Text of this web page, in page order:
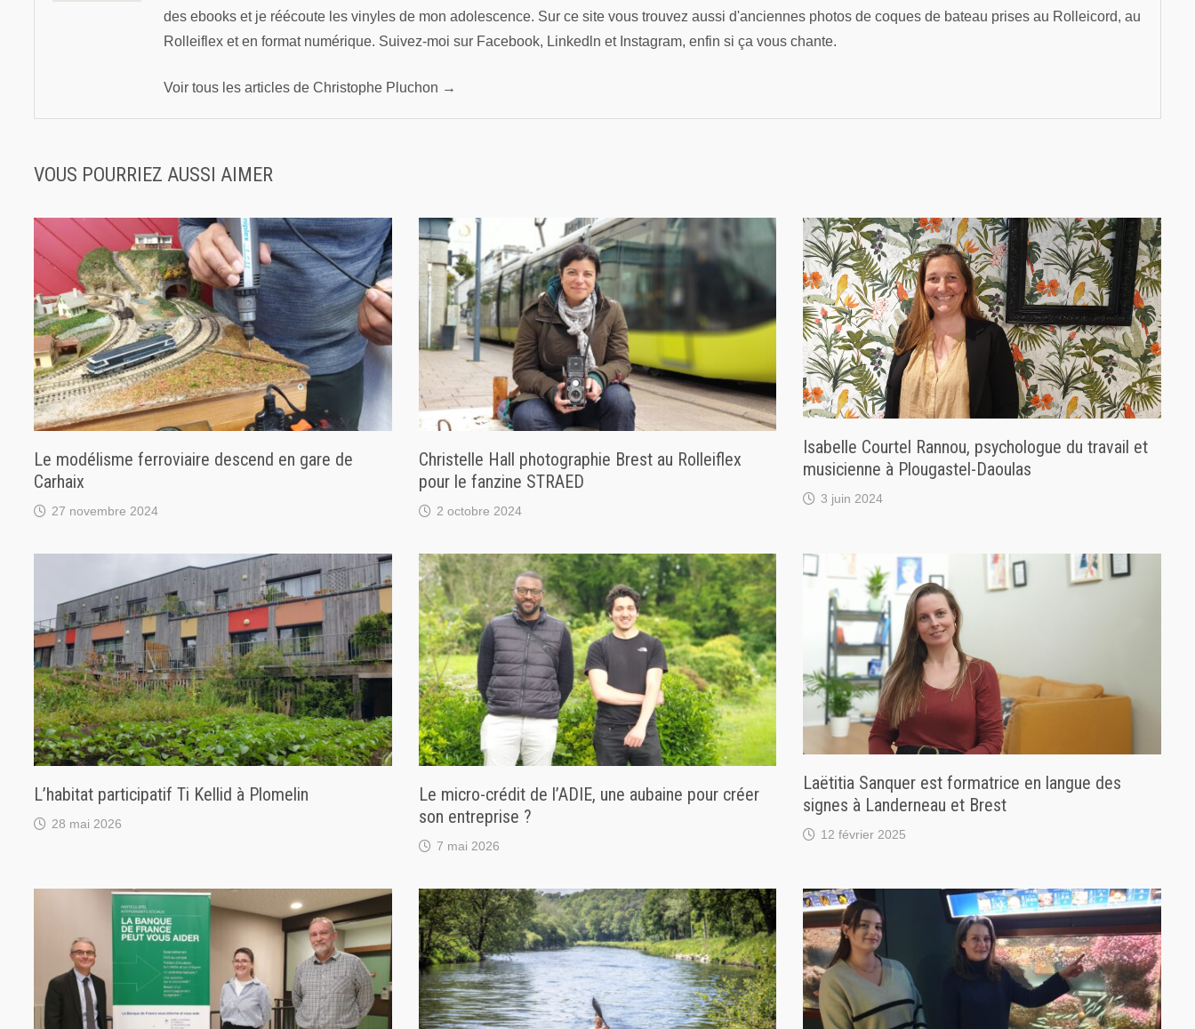
des ebooks et je réécoute les vinyles de mon adolescence. Sur ce site vous trouvez aussi d'anciennes photos de coques de bateau prises au Rolleicord, au
Rolleiflex et en format numérique. Suivez-moi sur Facebook, Linkedln et Instagram, enfin si ça vous chante.
Voir tous les articles de Christophe Pluchon →
VOUS POURRIEZ AUSSI AIMER
Le modélisme ferroviaire descend en gare de
Carhaix
27 novembre 2024
Christelle Hall photographie Brest au Rolleiflex
pour le fanzine STRAED
2 octobre 2024
Isabelle Courtel Rannou, psychologue du travail et
musicienne à Plougastel-Daoulas
3 juin 2024
L’habitat participatif Ti Kellid à Plomelin
28 mai 2026
Le micro-crédit de l’ADIE, une aubaine pour créer
son entreprise ?
7 mai 2026
Laëtitia Sanquer est formatrice en langue des
signes à Landerneau et Brest
12 février 2025